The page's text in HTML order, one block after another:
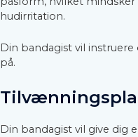
hudirritation.
Din bandagist vil
på.
Din bandagist vil give dig